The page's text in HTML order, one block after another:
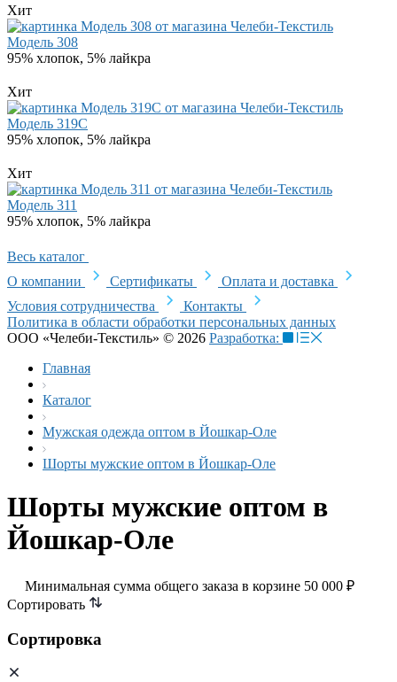
Хит
Модель 308
95% хлопок, 5% лайкра
Хит
Модель 319C
95% хлопок, 5% лайкра
Хит
Модель 311
95% хлопок, 5% лайкра
Весь каталог
О компании
Сертификаты
Оплата и доставка
Условия сотрудничества
Контакты
Политика в области обработки персональных данных
ООО «Челеби-Текстиль» © 2026 Разработка:
Главная
Каталог
Мужская одежда оптом в Йошкар-Оле
Шорты мужские оптом в Йошкар-Оле
Шорты мужские оптом в
Йошкар-Оле
Минимальная сумма общего заказа в корзине 50 000 ₽
Сортировать
Сортировка